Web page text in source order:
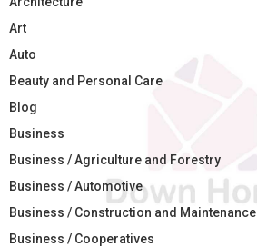
Art
Auto
Beauty and Personal Care
Blog
Business
Business / Agriculture and Forestry
Business / Automotive
Business / Construction and Maintenance
Business / Cooperatives